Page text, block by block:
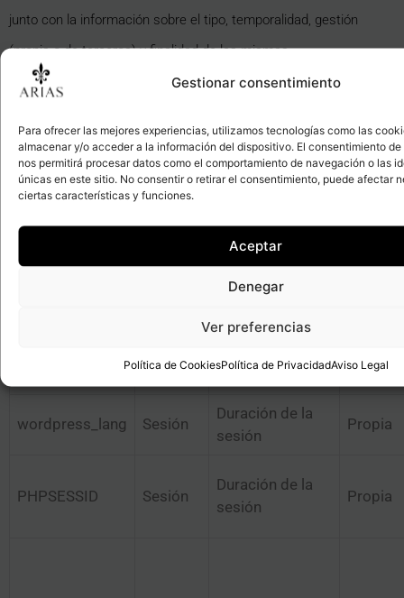
Gestionar consentimiento
Para ofrecer las mejores experiencias, utilizamos tecnologías como las
almacenar y/o acceder a la información del dispositivo. El consentimiento
nos permitirá procesar datos como el comportamiento de navegación o las
únicas en este sitio. No consentir o retirar el consentimiento, puede afectar
ciertas características y funciones.
Aceptar
Denegar
Ver preferencias
Política de CookiesPolítica de PrivacidadAviso Legal
junto con la información sobre el tipo, temporalidad, gestión
(propia o de terceros) y finalidad de las mismas.
COOKIE TIPO TEMPORALIDAD
_ga Analítica 1 año
_gid Analítica 24/48 horas
Técnica 30 días Google
wordpress_lang Sesión
Duración de la
sesión
Propia
PHPSESSID Sesión
Duración de la
sesión
Propia